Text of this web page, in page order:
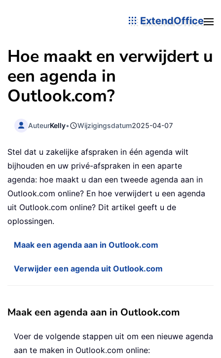
ExtendOffice
Hoe maakt en verwijdert u
een agenda in
Outlook.com?
AuteurKelly• Wijzigingsdatum2025-04-07
Stel dat u zakelijke afspraken in één agenda wilt
bijhouden en uw privé-afspraken in een aparte
agenda: hoe maakt u dan een tweede agenda aan in
Outlook.com online? En hoe verwijdert u een agenda
uit Outlook.com online? Dit artikel geeft u de
oplossingen.
Maak een agenda aan in Outlook.com
Verwijder een agenda uit Outlook.com
Maak een agenda aan in Outlook.com
Voer de volgende stappen uit om een nieuwe agenda
aan te maken in Outlook.com online: